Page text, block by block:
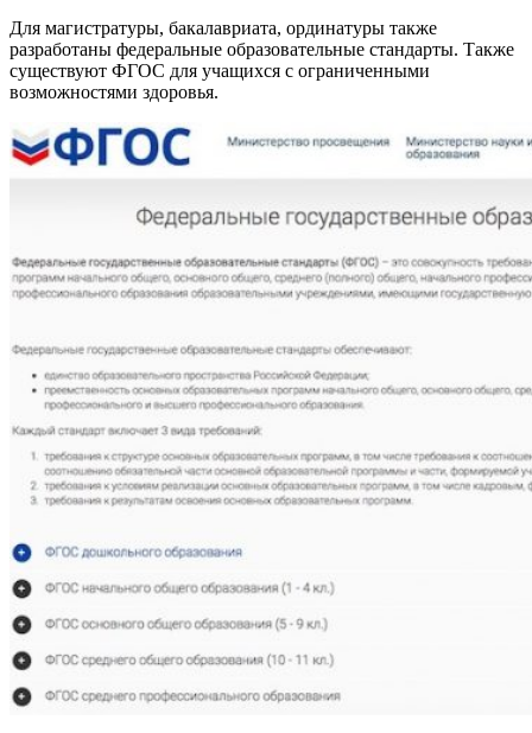
Для магистратуры, бакалавриата, ординатуры также
разработаны федеральные образовательные стандарты. Также
существуют ФГОС для учащихся с ограниченными
возможностями здоровья.